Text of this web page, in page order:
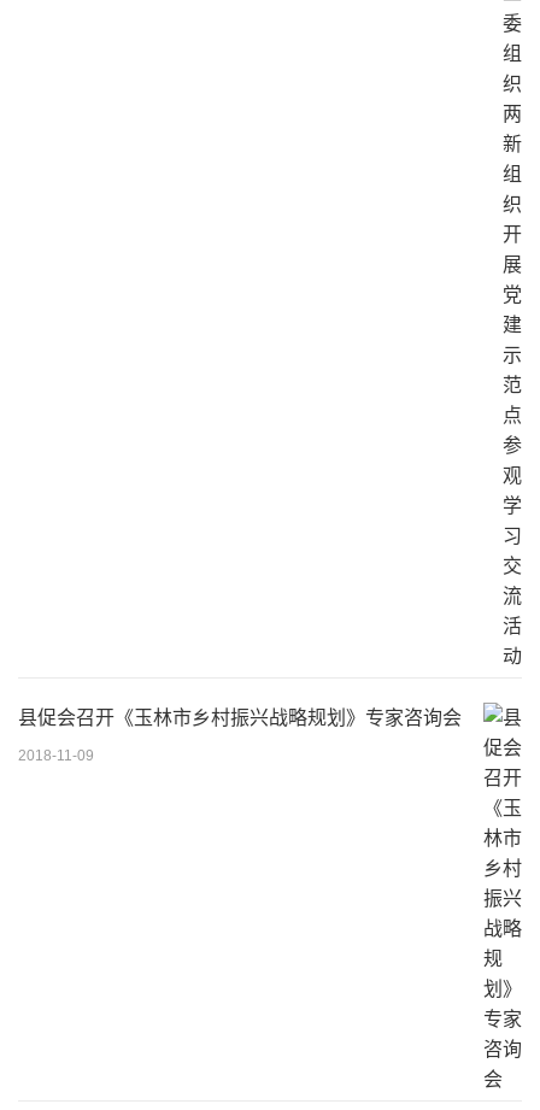
县促会召开《玉林市乡村振兴战略规划》专家咨询会
2018-11-09